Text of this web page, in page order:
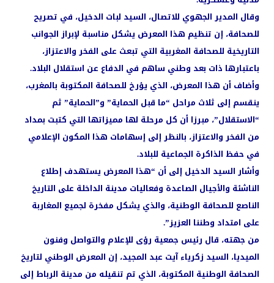
وقال المدير الجهوي للاتصال، السيد لبات الدخيل، في تصريح
للصحافة، إن تنظيم هذا المعرض يشكل مناسبة لإبراز الجوانب
التاريخية للصحافة المغربية التي تبعث على الفخر والاعتزاز،
باعتبارها ذات بعد وطني ساهم في الدفاع عن استقلال البلاد.
وأضاف أن هذا المعرض، الذي يؤرخ للصحافة المكتوبة بالمغرب،
ينقسم إلى ثلاث مراحل “ما قبل الحماية” و”الحماية” ثم
“الاستقلال”، مبرزا أن كل مرحلة لها مميزاتها التي كتبت بمداد
من الفخر والاعتزاز، بالنظر إلى إسهامات هذا المكون الإعلامي
في حفظ الذاكرة الجماعية للبلاد.
وأشار السيد الدخيل إلى أن “هذا المعرض يستهدف إطلاع
الناشئة والأجيال الصاعدة وفعاليات مدينة الداخلة على التاريخ
الناصع للصحافة الوطنية، والذي يشكل مفخرة لجميع المغاربة
على امتداد وطننا العزيز”.
من جهته، قال رئيس جمعية رؤى للإعلام والتواصل وفنون
الميديا، السيد زكرياء آيت عبد المجيد، إن المعرض الوطني لتاريخ
الصحافة الوطنية المكتوبة، الذي تم تنقيله من مدينة الرباط إلى